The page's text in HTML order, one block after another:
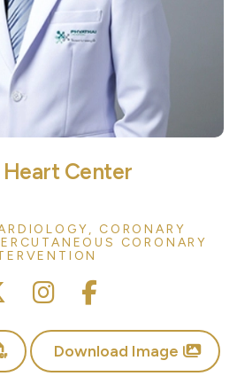
Heart Center
CORONARY
CORONARY
Download Image